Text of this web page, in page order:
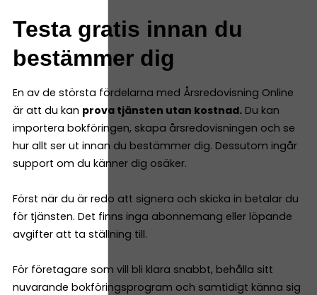
Testa gratis innan du
bestämmer dig
En av de största fördelarna med Årsredovisning Online
är att du kan prova tjänsten utan kostnad. Du kan
importera bokföringen, skapa årsredovisningen och se
hur allt ser ut innan du bestämmer dig. Dessutom ingår
support om du känner dig osäker.
Först när du är redo att signera och skicka in betalar du
för tjänsten. Det finns inga abonnemang eller löpande
avgifter att ta ställning till.
För företagare som vill bli klara snabbt, behålla sitt
nuvarande bokföringsprogram och samtidigt känna sig